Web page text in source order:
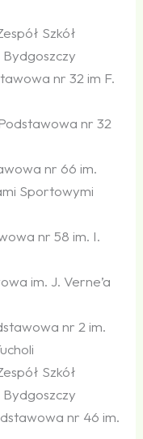
Szkół
nr 32 im F.
nr 32
nr 66 im.
Sportowymi
nr 58 im. I.
im. J. Verne’a
nr 2 im.
Szkół
nr 46 im.